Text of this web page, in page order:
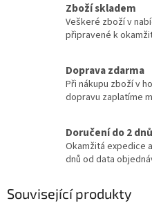
Zboží skladem
Veškeré zboží v
připravené k
Doprava zdarma
Při nákupu zboží v
dopravu zaplatíme
Doručení do 2 dnů
Okamžitá expedice
dnů od data
Související produkty